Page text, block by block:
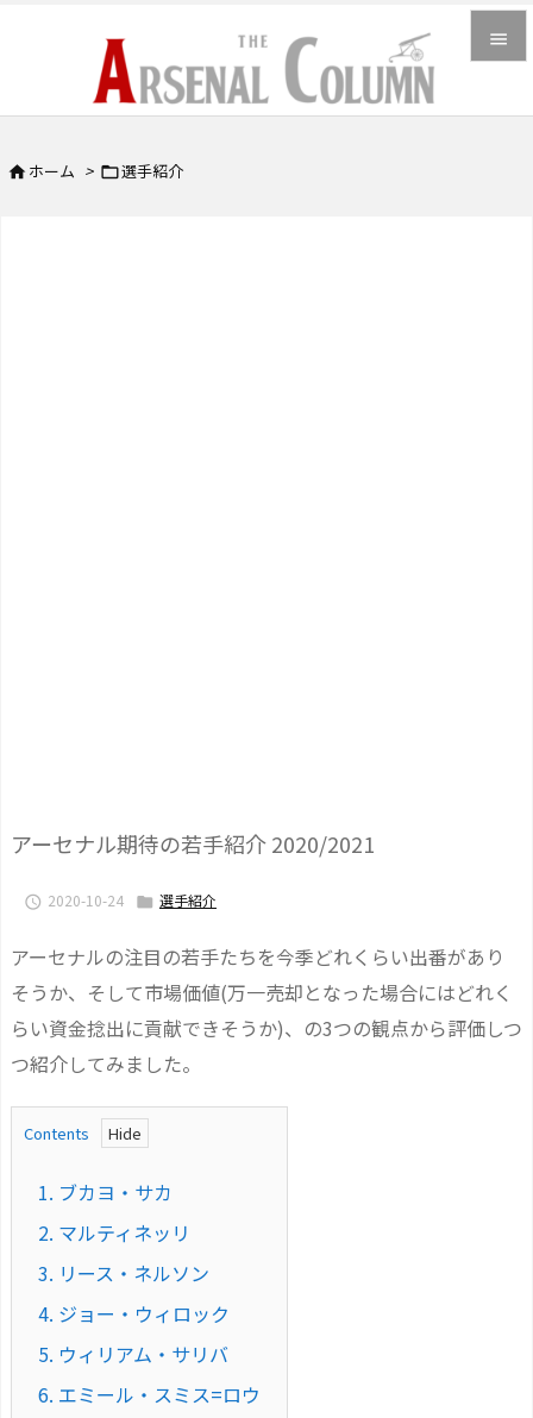

メニュ
 ホーム > 選手紹介
アーセナル期待の若手紹介 2020/2021
 2020-10-24  選手紹介
アーセナルの注目の若手たちを今季どれくらい出番があり
そうか、そして市場価値(万一売却となった場合にはどれく
らい資金捻出に貢献できそうか)、の3つの観点から評価しつ
つ紹介してみました。
Contents
1. ブカヨ・サカ
2. マルティネッリ
3. リース・ネルソン
4. ジョー・ウィロック
5. ウィリアム・サリバ
6. エミール・スミス=ロウ